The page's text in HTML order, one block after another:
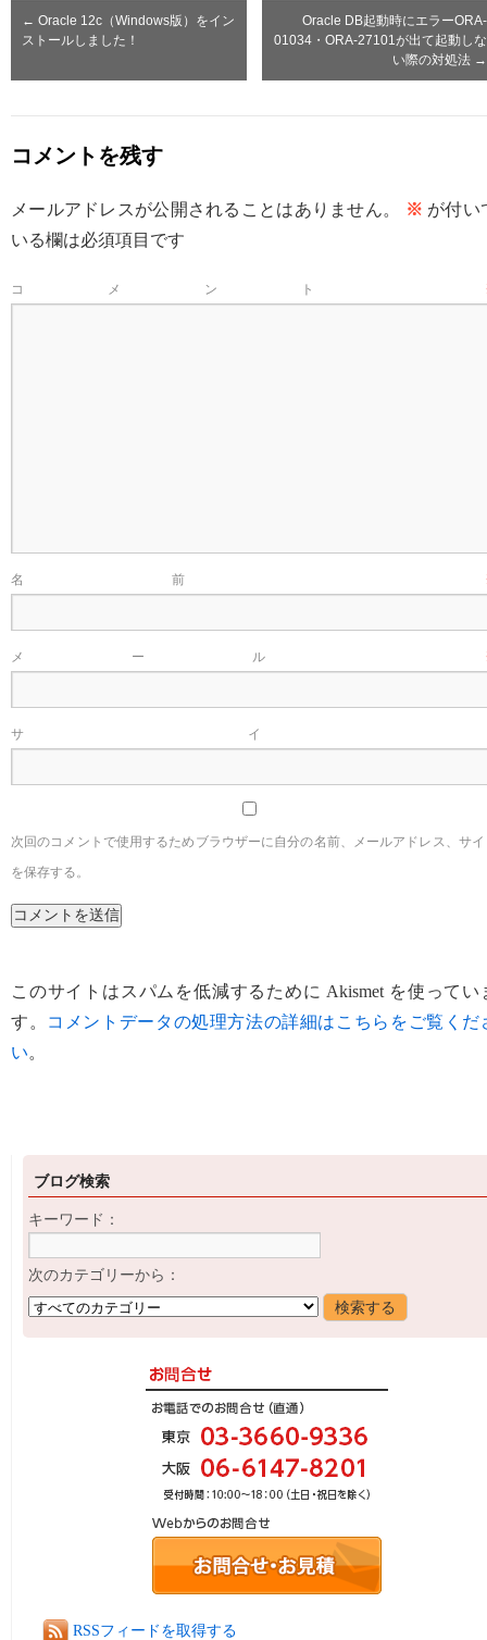
← Oracle 12c（Windows版）をイン
ストールしました！
Oracle DB起動時にエラーORA-
01034・ORA-27101が出て起動しな
い際の対処法 →
コメントを残す
メールアドレスが公開されることはありません。 ※ が付い
いる欄は必須項目です
コメント
名前
メール
サイ
次回のコメントで使用するためブラウザーに自分の名前、メールアドレス、サ
を保存する。
このサイトはスパムを低減するために Akismet を使ってい
す。
コメントデータの処理方法の詳細はこちらをご覧くだ
い。
ブログ検索
キーワード：
次のカテゴリーから：
RSSフィードを取得する